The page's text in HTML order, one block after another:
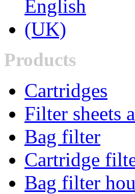
Products
Cartridges
Filter sheets
Bag filter
Cartridge
Bag filter